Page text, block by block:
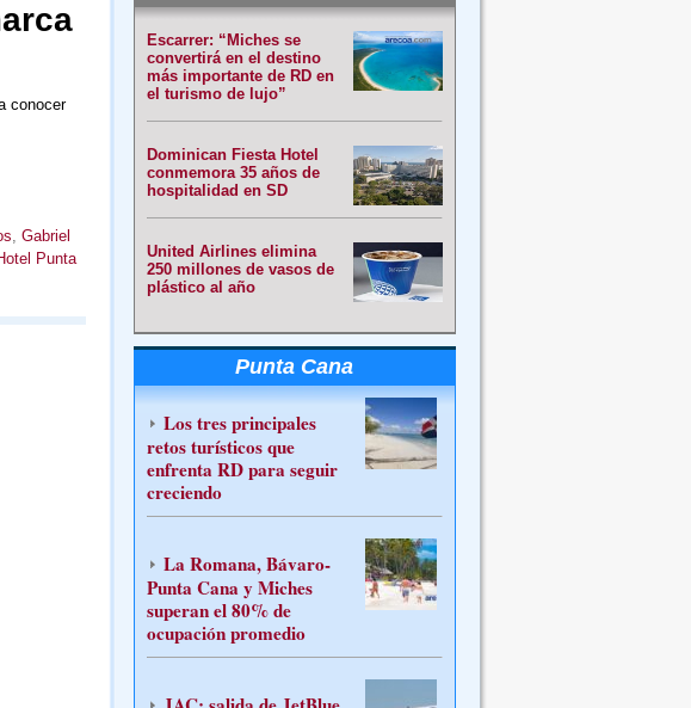
conocer
, Gabriel
Punta
Escarrer: “Miches se
convertirá en el destino
más importante de RD en
el turismo de lujo”
Dominican Fiesta Hotel
conmemora 35 años de
hospitalidad en SD
United Airlines elimina
250 millones de vasos de
plástico al año
Punta Cana
Los tres principales
retos turísticos que
enfrenta RD para seguir
creciendo
La Romana, Bávaro-
Punta Cana y Miches
superan el 80% de
ocupación promedio